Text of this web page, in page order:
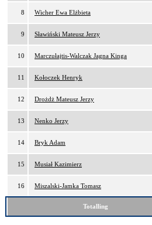
8 Wicher Ewa Elżbieta
9 Sławiński Mateusz Jerzy
10 Marczułajtis-Walczak Jagna Kinga
11 Kołoczek Henryk
12 Drożdż Mateusz Jerzy
13 Nenko Jerzy
14 Bryk Adam
15 Musiał Kazimierz
16 Miszalski-Jamka Tomasz
Totalling